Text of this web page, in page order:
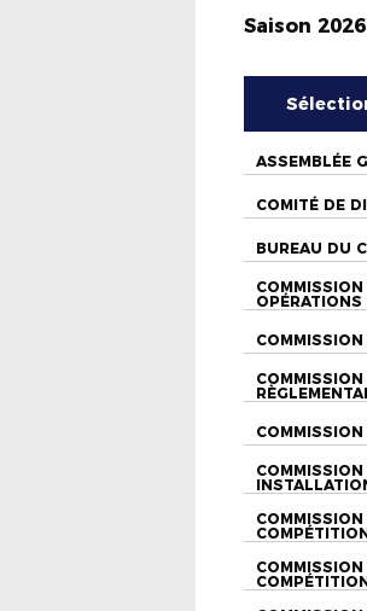
Saison
ASSEMBLÉE
COMITÉ DE
BUREAU DU
OPÉRATIONS